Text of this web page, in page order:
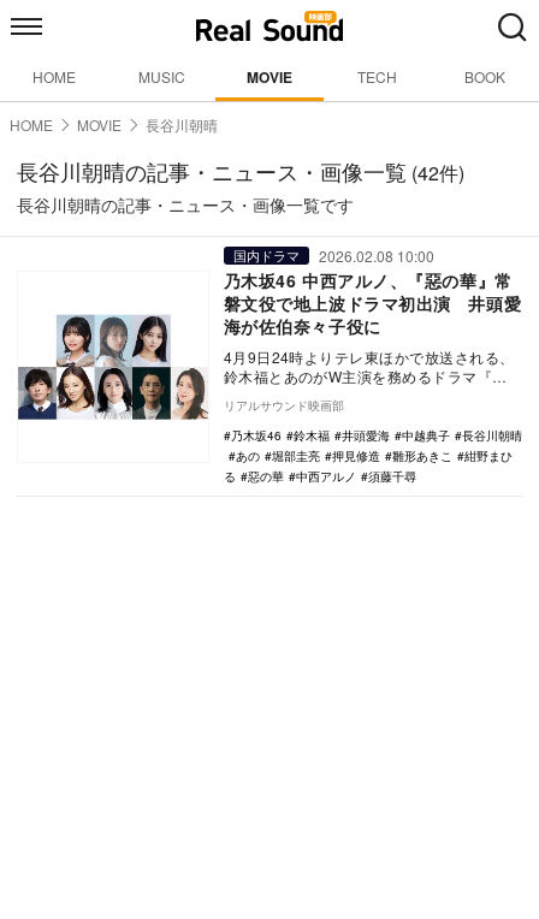
HOME MUSIC MOVIE TECH BOOK
HOME MOVIE 長谷川朝晴
長谷川朝晴の記事・ニュース・画像一覧 (42件)
長谷川朝晴の記事・ニュース・画像一覧です
国内ドラマ 2026.02.08 10:00
乃木坂46 中西アルノ、『惡の華』常
磐文役で地上波ドラマ初出演 井頭愛
海が佐伯奈々子役に
4月9日24時よりテレ東ほかで放送される、
鈴木福とあのがW主演を務めるドラマ『惡
の華』の追加キャストとして、井頭愛海、
須藤千尋、…
リアルサウンド映画部
乃木坂46
鈴木福 井頭愛海 中越典子
長谷川朝晴
あの
堀部圭亮 押見修造 雛形あきこ
紺野まひ
る
惡の華 中西アルノ 須藤千尋